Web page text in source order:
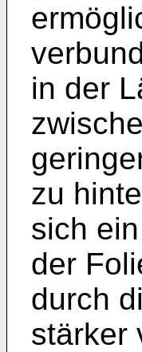
in der
zu
sich
der
durch
stärker